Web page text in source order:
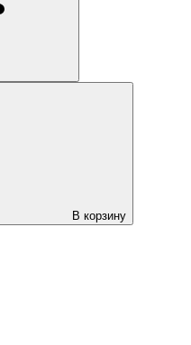
В корзину